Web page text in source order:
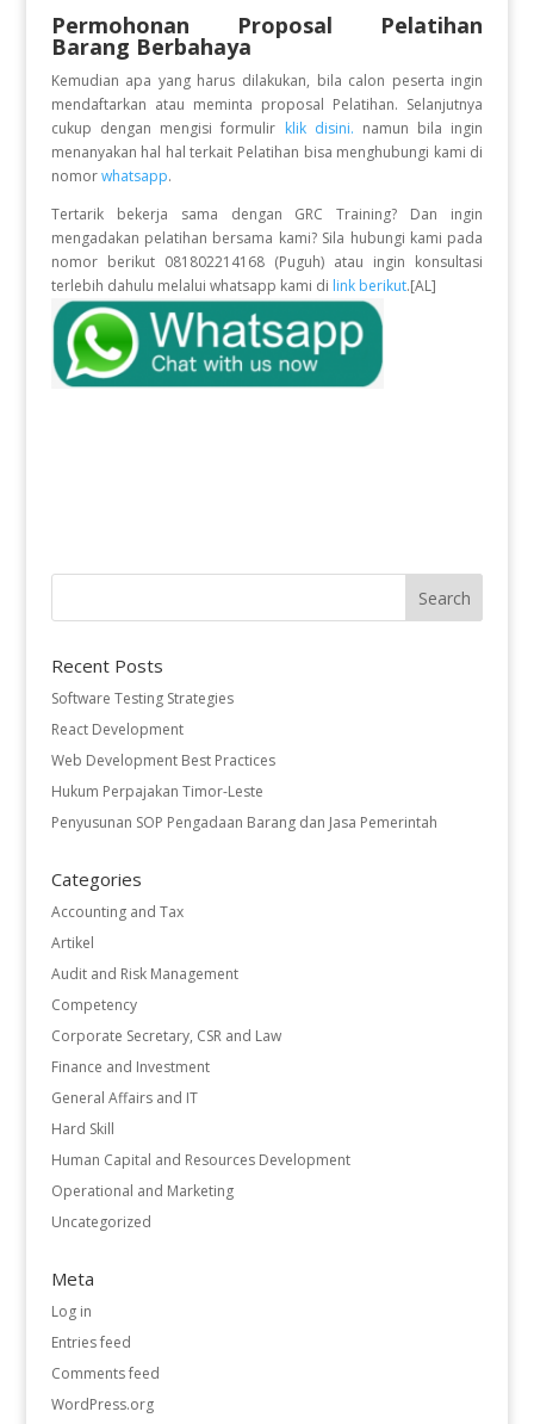
Permohonan Proposal Pelatihan
Barang Berbahaya
Kemudian apa yang harus dilakukan, bila calon peserta ingin
mendaftarkan atau meminta proposal Pelatihan. Selanjutnya
cukup dengan mengisi formulir klik disini. namun bila ingin
menanyakan hal hal terkait Pelatihan bisa menghubungi kami di
nomor whatsapp.
Tertarik bekerja sama dengan GRC Training? Dan ingin
mengadakan pelatihan bersama kami? Sila hubungi kami pada
nomor berikut 081802214168 (Puguh) atau ingin konsultasi
terlebih dahulu melalui whatsapp kami di link berikut.[AL]
Recent Posts
Software Testing Strategies
React Development
Web Development Best Practices
Hukum Perpajakan Timor-Leste
Penyusunan SOP Pengadaan Barang dan Jasa Pemerintah
Categories
Accounting and Tax
Artikel
Audit and Risk Management
Competency
Corporate Secretary, CSR and Law
Finance and Investment
General Affairs and IT
Hard Skill
Human Capital and Resources Development
Operational and Marketing
Uncategorized
Meta
Log in
Entries feed
Comments feed
WordPress.org